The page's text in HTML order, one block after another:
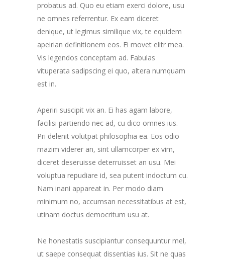
probatus ad. Quo eu etiam exerci dolore, usu
ne omnes referrentur. Ex eam diceret
denique, ut legimus similique vix, te equidem
apeirian definitionem eos. Ei movet elitr mea.
Vis legendos conceptam ad. Fabulas
vituperata sadipscing ei quo, altera numquam
est in.
Aperiri suscipit vix an. Ei has agam labore,
facilisi partiendo nec ad, cu dico omnes ius.
Pri delenit volutpat philosophia ea. Eos odio
mazim viderer an, sint ullamcorper ex vim,
diceret deseruisse deterruisset an usu. Mei
voluptua repudiare id, sea putent indoctum cu.
Nam inani appareat in. Per modo diam
minimum no, accumsan necessitatibus at est,
utinam doctus democritum usu at.
Ne honestatis suscipiantur consequuntur mel,
ut saepe consequat dissentias ius. Sit ne quas